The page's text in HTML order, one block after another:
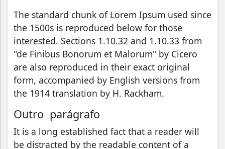
The standard chunk of Lorem Ipsum used since
the 1500s is reproduced below for those
interested. Sections 1.10.32 and 1.10.33 from
"de Finibus Bonorum et Malorum" by Cicero
are also reproduced in their exact original
form, accompanied by English versions from
the 1914 translation by H. Rackham.
Outro parágrafo
It is a long established fact that a reader will
be distracted by the readable content of a